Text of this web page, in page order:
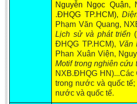
To Build a Standard Orthography in Schools
80 Years of New Poetry and the Self-Reliant
Alumni Association
Scholarship Fund
STUDENT ACTIVITIES
Nguyễn Ngọc Quận,
.ĐHQG TP.HCM),
Phạm Văn Quang,
Lịch sử và phát triển
ĐHQG TP.HCM), Văn
Phan Xuân Viện,
Motif trong nghiên
NXB.ĐHQG
trong nước và quốc
nước và quốc tế.